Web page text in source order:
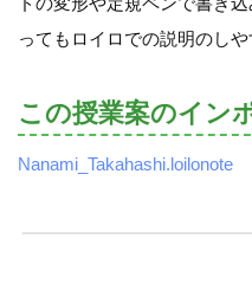
ってもロイロでの説明のしや
この授業案のイン
Nanami_Takahashi.loilonote